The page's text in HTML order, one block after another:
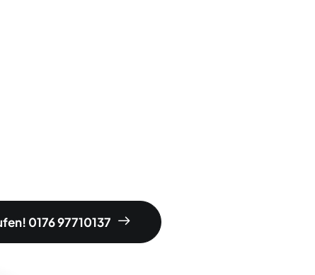
0176 97710137